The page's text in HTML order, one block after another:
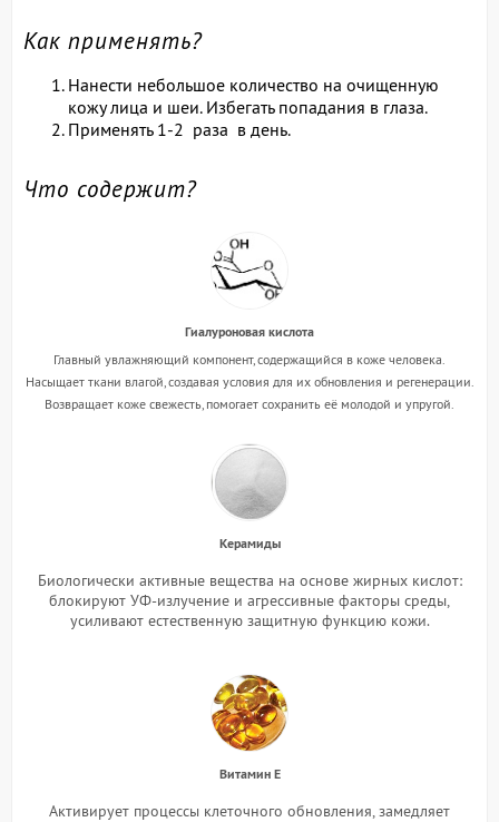
Как применять?
Нанести небольшое количество на очищенную
кожу лица и шеи. Избегать попадания в глаза.
Применять 1-2 раза в день.
Что содержит?
Гиалуроновая кислота
Главный увлажняющий компонент, содержащийся в коже человека.
Насыщает ткани влагой, создавая условия для их обновления и регенерации.
Возвращает коже свежесть, помогает сохранить её молодой и упругой.
Керамиды
Биологически активные вещества на основе жирных кислот:
блокируют УФ-излучение и агрессивные факторы среды,
усиливают естественную защитную функцию кожи.
Витамин Е
Активирует процессы клеточного обновления, замедляет